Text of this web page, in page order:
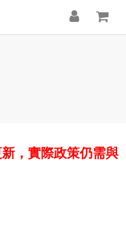
，實際政策仍需與